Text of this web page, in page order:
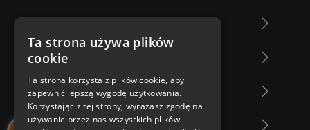
Zakupy u nas
Nasza oferta
Nasi autorzy
Ta strona używa plików
cookie
Ta strona korzysta z plików cookie, aby
zapewnić lepszą wygodę użytkowania.
Korzystając z tej strony, wyrażasz zgodę na
używanie przez nas wszystkich plików